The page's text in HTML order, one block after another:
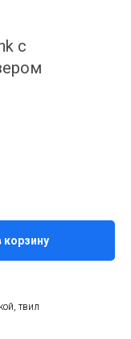
с
корзину
твил